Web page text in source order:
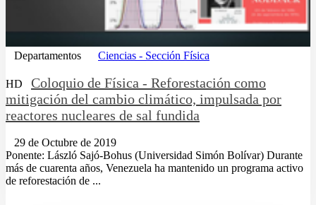
Departamentos Ciencias - Sección Física
HD
Coloquio de Física - Reforestación como
mitigación del cambio climático, impulsada por
reactores nucleares de sal fundida
29 de Octubre de 2019
Ponente: László Sajó-Bohus (Universidad Simón Bolívar) Durante
más de cuarenta años, Venezuela ha mantenido un programa activo
de reforestación de ...